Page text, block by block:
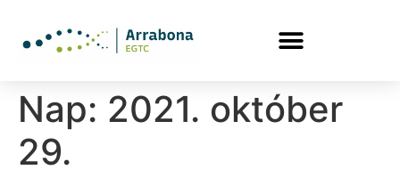
Nap: 2021. október
29.